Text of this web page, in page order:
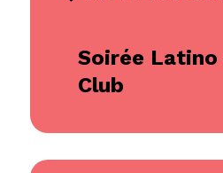
Soirée Latino
Club